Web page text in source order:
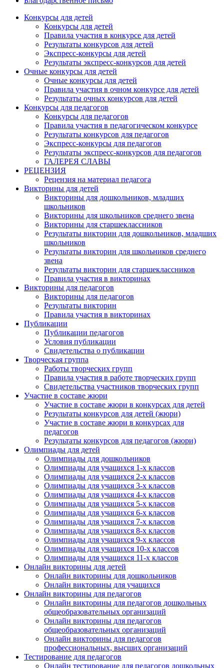
Конкурсы для детей
Конкурсы для детей
Правила участия в конкурсе для детей
Результаты конкурсов для детей
Экспресс-конкурсы для детей
Результаты экспресс-конкурсов для детей
Очные конкурсы для детей
Очные конкурсы для детей
Правила участия в очном конкурсе для детей
Результаты очных конкурсов для детей
Конкурсы для педагогов
Конкурсы для педагогов
Правила участия в педагогическом конкурсе
Результаты конкурсов для педагогов
Экспресс-конкурсы для педагогов
Результаты экспресс-конкурсов для педагогов
ГАЛЕРЕЯ СЛАВЫ
РЕЦЕНЗИЯ
Рецензия на материал педагога
Викторины для детей
Викторины для дошкольников, младших
школьников
Викторины для школьников среднего звена
Викторины для старшеклассников
Результаты викторин для дошкольников, младших
школьников
Результаты викторин для школьников среднего
звена
Результаты викторин для старшеклассников
Правила участия в викторинах
Викторины для педагогов
Викторины для педагогов
Результаты викторин
Правила участия в викторинах
Публикации
Публикации педагогов
Условия публикации
Свидетельства о публикации
Творческая группа
Работы творческих групп
Правила участия в работе творческих групп
Свидетельства участников творческих групп
Участие в составе жюри
Участие в составе жюри в конкурсах для детей
Результаты конкурсов для детей (жюри)
Участие в составе жюри в конкурсах для
педагогов
Результаты конкурсов для педагогов (жюри)
Олимпиады для детей
Олимпиады для дошкольников
Олимпиады для учащихся 1-х классов
Олимпиады для учащихся 2-х классов
Олимпиады для учащихся 3-х классов
Олимпиады для учащихся 4-х классов
Олимпиады для учащихся 5-х классов
Олимпиады для учащихся 6-х классов
Олимпиады для учащихся 7-х классов
Олимпиады для учащихся 8-х классов
Олимпиады для учащихся 9-х классов
Олимпиады для учащихся 10-х классов
Олимпиады для учащихся 11-х классов
Онлайн викторины для детей
Онлайн викторины для дошкольников
Онлайн викторины для учащихся
Онлайн викторины для педагогов
Онлайн викторины для педагогов дошкольных
общеобразовательных организаций
Онлайн викторины для педагогов
общеобразовательных организаций
Онлайн викторины для педагогов
профессиональных, высших организаций
Тестирование для педагогов
Онлайн тестирование для педагогов дошкольных
Анонсы конкурсов
Подпишитесь на анонсы сегодня и узнавайте
первыми о самом важном.
Email
Организация
Подписаться
Нажимая на кнопку, вы даете согласие на обработку своих
персональных данных согласно 152-ФЗ.Подробнее